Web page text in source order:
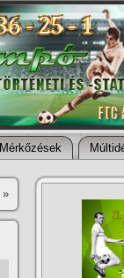
Mérkőzések
»